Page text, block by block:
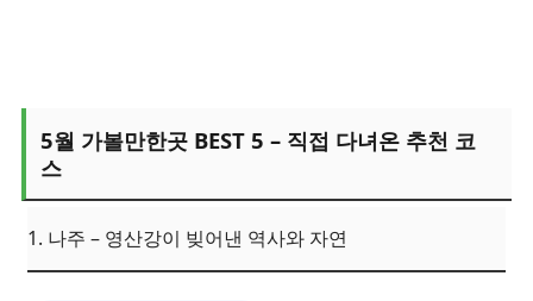
5월 가볼만한곳 BEST 5 – 직접 다녀온 추천 코
스
1. 나주 – 영산강이 빚어낸 역사와 자연